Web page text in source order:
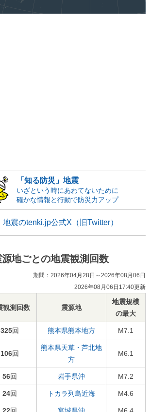
「知る防災」地震
いざという時にあわてないために
確かな情報と行動で防災力アップ
地震のtenki.jp公式X（旧Twitter）
源地ごとの地震観測回数
期間：2026年04月28日～2026年08月06日
2026年08月06日17:40更新
観測回数 震源地
地震規模
の最大
325回 熊本県熊本地方 M7.1
106回
熊本県天草・芦北地
方
M6.1
56回 岩手県沖 M7.2
24回 トカラ列島近海 M4.6
22回 宮城県沖 M6.4